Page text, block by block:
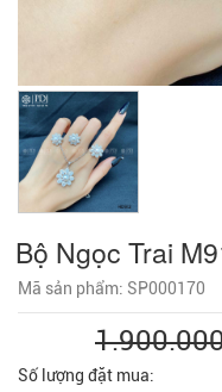
Bộ Ngọc Trai
Mã sản phẩm: SP000170
Số lượng đặt mua: